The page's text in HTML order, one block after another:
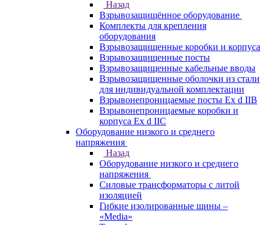
Назад
Взрывозащищённое оборудование
Комплекты для крепления
оборудования
Взрывозащищенные коробки и корпуса
Взрывозащищенные посты
Взрывозащищенные кабельные вводы
Взрывозащищенные оболочки из стали
для индивидуальной комплектации
Взрывонепроницаемые посты Ex d IIB
Взрывонепроницаемые коробки и
корпуса Ex d IIС
Оборудование низкого и среднего
напряжения
Назад
Оборудование низкого и среднего
напряжения
Силовые трансформаторы с литой
изоляцией
Гибкие изолированные шины –
«Media»